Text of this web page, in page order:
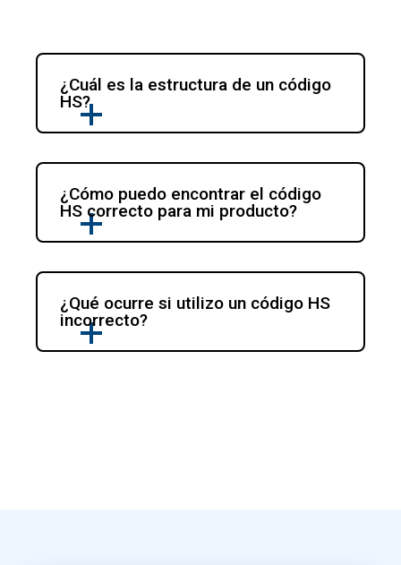
¿Cuál es la estructura de un código
HS?
¿Cómo puedo encontrar el código
HS correcto para mi producto?
¿Qué ocurre si utilizo un código HS
incorrecto?